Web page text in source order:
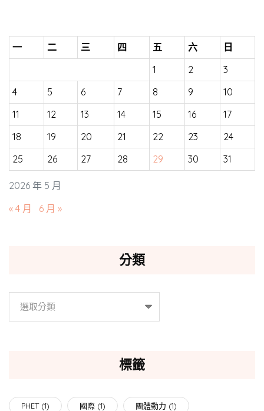
2026 年 5 月
一 二 三 四 五 六
日
1
2
3
4
5 6 7 8 9
10
11
12 13 14 15 16
17
18
19 20 21 22 23
24
25
26 27 28 29 30 31
« 4 月 6 月 »
分類
標籤
PHET(1) 國際 (1) 團體動力 (1)